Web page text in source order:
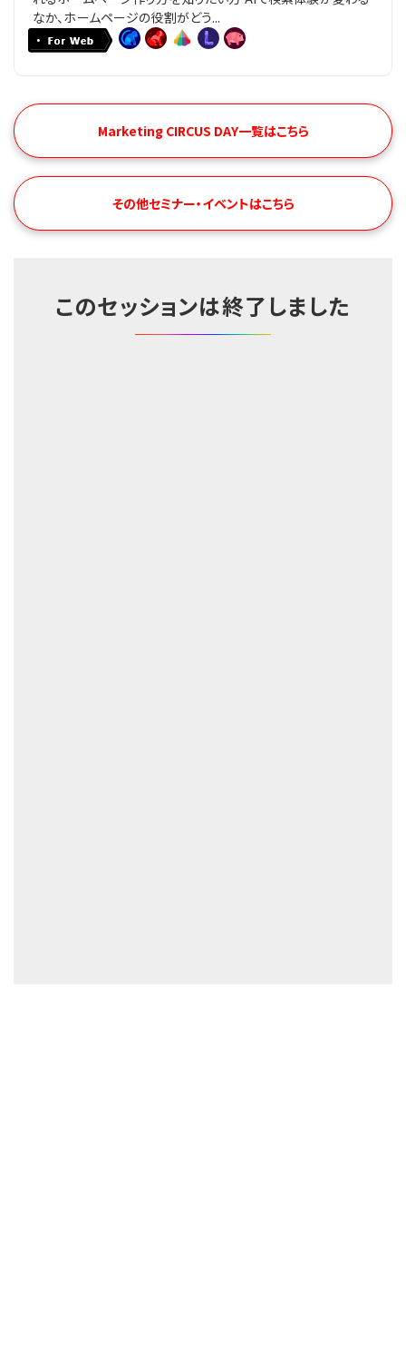
なか、ホームページの役割がどう...
Marketing CIRCUS DAY一覧はこちら
その他セミナー・イベントはこちら
このセッションは終了しました